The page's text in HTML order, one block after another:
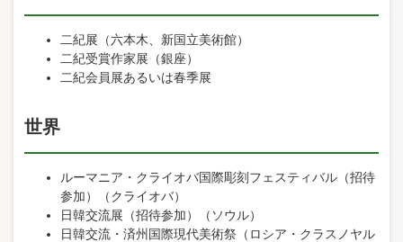
二紀展（六本木、新国立美術館）
二紀受賞作家展（銀座）
二紀会員展あるいは春季展
世界
ルーマニア・クライオバ国際彫刻フェスティバル（招待
参加）（クライオバ）
日韓交流展（招待参加）（ソウル）
日韓交流・済州国際現代美術祭（ロシア・クラスノヤル